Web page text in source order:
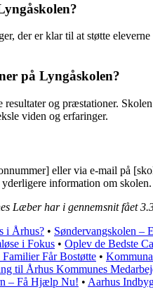
der er klar til at støtte
på Lyngåskolen?
og præstationer.
viden og erfaringer.
eller via e-mail på
information om skolen.
Læber har i gennemsnit fået
i Århus? • Søndervangskolen –
i Fokus • Oplev de Bedste
Familier Får Bostøtte •
til Århus Kommunes
– Få Hjælp Nu! • Aarhus